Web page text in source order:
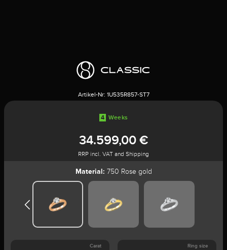
Artikel-Nr: 1U535R857-ST7
4 Weeks
34.599,00 €
RRP incl. VAT and Shipping
Material: 750 Rose gold
Carat Ring size